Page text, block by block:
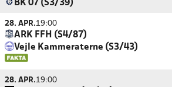
BK 07 (S3/39)
28. APR.19:00
ARK FFH (S4/87)
Vejle Kammeraterne (S3/43)
28. APR.19:00